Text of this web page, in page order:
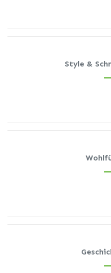
Style &